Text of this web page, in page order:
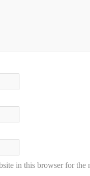
in this browser for the